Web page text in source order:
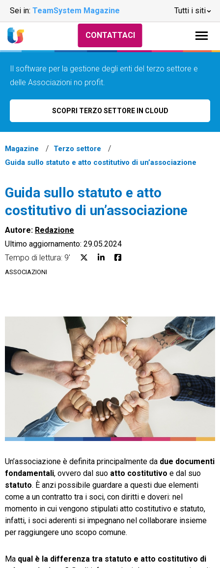
Sei in: TeamSystem Magazine Tutti i siti
Financial Solutions
TeamSystem Corporate
TeamSystem Store
CONTATTACI
Il software per la gestione degli enti del terzo settore e
delle Associazioni no profit.
SCOPRI TERZO SETTORE IN CLOUD
Magazine
Terzo settore
Guida sullo statuto e atto costitutivo di un’associazione
Guida sullo statuto e atto
costitutivo di un’associazione
Autore: Redazione
Ultimo aggiornamento: 29.05.2024
Tempo di lettura: 9'
ASSOCIAZIONI
Un’associazione è definita principalmente da due documenti
fondamentali, ovvero dal suo atto costitutivo e dal suo
statuto. È anzi possibile guardare a questi due elementi
come a un contratto tra i soci, con diritti e doveri: nel
momento in cui vengono stipulati atto costitutivo e statuto,
infatti, i soci aderenti si impegnano nel collaborare insieme
per raggiungere uno scopo comune.
Ma qual è la differenza tra statuto e atto costitutivo di